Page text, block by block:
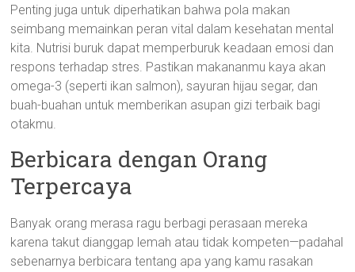
Penting juga untuk diperhatikan bahwa pola makan
seimbang memainkan peran vital dalam kesehatan mental
kita. Nutrisi buruk dapat memperburuk keadaan emosi dan
respons terhadap stres. Pastikan makananmu kaya akan
omega-3 (seperti ikan salmon), sayuran hijau segar, dan
buah-buahan untuk memberikan asupan gizi terbaik bagi
otakmu.
Berbicara dengan Orang
Terpercaya
Banyak orang merasa ragu berbagi perasaan mereka
karena takut dianggap lemah atau tidak kompeten—padahal
sebenarnya berbicara tentang apa yang kamu rasakan